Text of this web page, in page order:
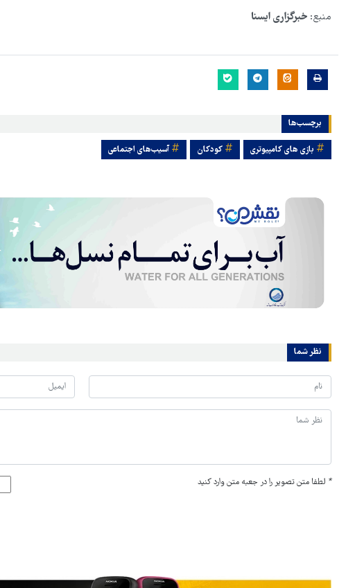
منبع: خبرگزاری ایسنا
برچسب‌ها
بازی های کامپیوتری کودکان آسیب‌های اجتماعی
نظر شما
* لطفا متن تصویر را در جعبه متن وارد کنید